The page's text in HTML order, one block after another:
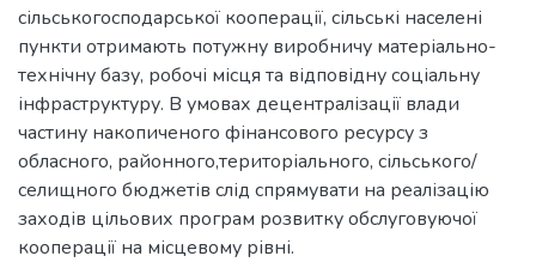
сільськогосподарської кооперації, сільські населені
пункти отримають потужну виробничу матеріально-
технічну базу, робочі місця та відповідну соціальну
інфраструктуру. В умовах децентралізації влади
частину накопиченого фінансового ресурсу з
обласного, районного,територіального, сільського/
селищного бюджетів слід спрямувати на реалізацію
заходів цільових програм розвитку обслуговуючої
кооперації на місцевому рівні.